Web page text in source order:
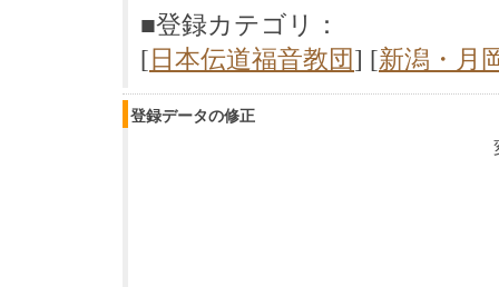
■登録カテゴリ：
[日本伝道福音教団] [新潟・月
登録データの修正